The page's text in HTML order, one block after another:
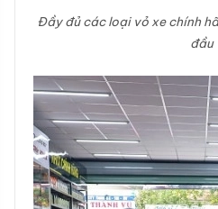
Đầy đủ các loại vỏ xe chính
đầu